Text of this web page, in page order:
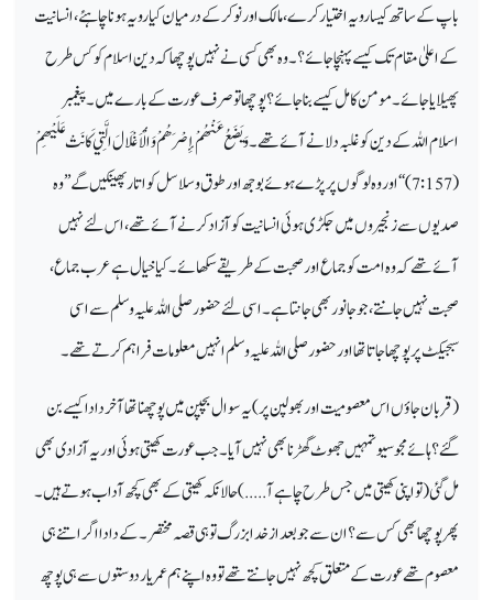
باپ کے ساتھ کیسا رویہ اختیا رکرے، مالک اور نوکر کے درمیان کیا رویہ ہوناچاہئے ،انسانیت
کے اعلیٰ مقامتک کیسے پہنچا جائے؟ ۔و ہ بھی کسی نے نہیں پوچھا کہ دین اسلام کو کس طرح
پھیلایا جائے۔مومنکامل کیسےبناجائے؟ پوچھا تو صرف عورت کے بارے میں ۔ پیغمبر
اسلام اللہ کے دین کو غلبہدلانے آئے تھے ۔وَيَضَعُ عَنْهُمْ إِصْرَهُمْ وَالْأَغْلَالَ الَّتِي كَانَتْ عَلَيْهِمْ
( 7:157) ‘‘ اور وہ لوگوں پر پڑے ہوئے بوجھ اور طوق و سلاسل کو اتار پھینکیں گے’’ وہ
صدیوں سے زنجیروں میں جکڑی ہوئی انسانیت کو آزادکرنے آئے تھے، اس لئے نہیں
آئے تھے کہ وہ امت کو جماعاور صحبت کے طریقے سکھائے ۔ کیا خیال ہے عرب جماع،
صحبت نہیں جانتے، جو جانور بھی جانتا ہے ۔ اسی لئے حضور صلی اللہ علیہ وسلمسے اسی
سبجیکٹپرپوچھا جاتا تھا اور حضور صلی اللہ علیہ وسلم انہیں معلوماتفراہم کرتے تھے ۔
( قربان جاؤں اس معصومیت اور بھولپن پر) یہ سوال بچپنمیں پوچھنا تھاآخر دادا کیسے بن
گئے؟ ہائے مجوسیو تمہیں جھوٹ گھڑنا بھی نہیں آیا ۔ جب عورت کھیتیہوئی اور یہ آزادیبھی
مل گئی ( تو اپنی کھیتی میں جس طرح چاہے آ .....) حالانکہ کھیتی کے بھی کچھ آداب ہوتےہیں ۔
پھر پوچھا بھی کس سے؟ان سے جو بعداز خدا بزرگتو ہی قصہمختصر ۔ کے دادا اگر اتنے ہی
معصوم تھے عورت کے متعلق کچھ نہیں جانتے تھے تو وہ اپنے ہم عمر یار دوستوں سے ہی پوچھ